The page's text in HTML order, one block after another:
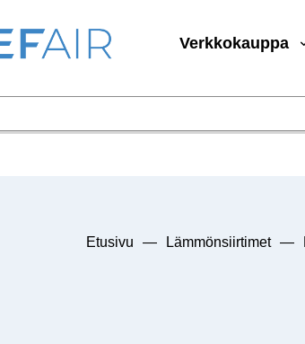
Verkkokauppa
Etusivu — Lämmönsiirtimet —